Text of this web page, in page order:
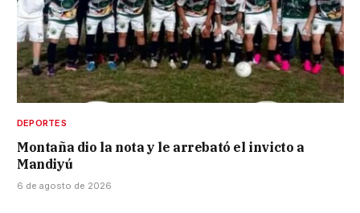
DEPORTES
Montaña dio la nota y le arrebató el invicto a
Mandiyú
6 de agosto de 2026